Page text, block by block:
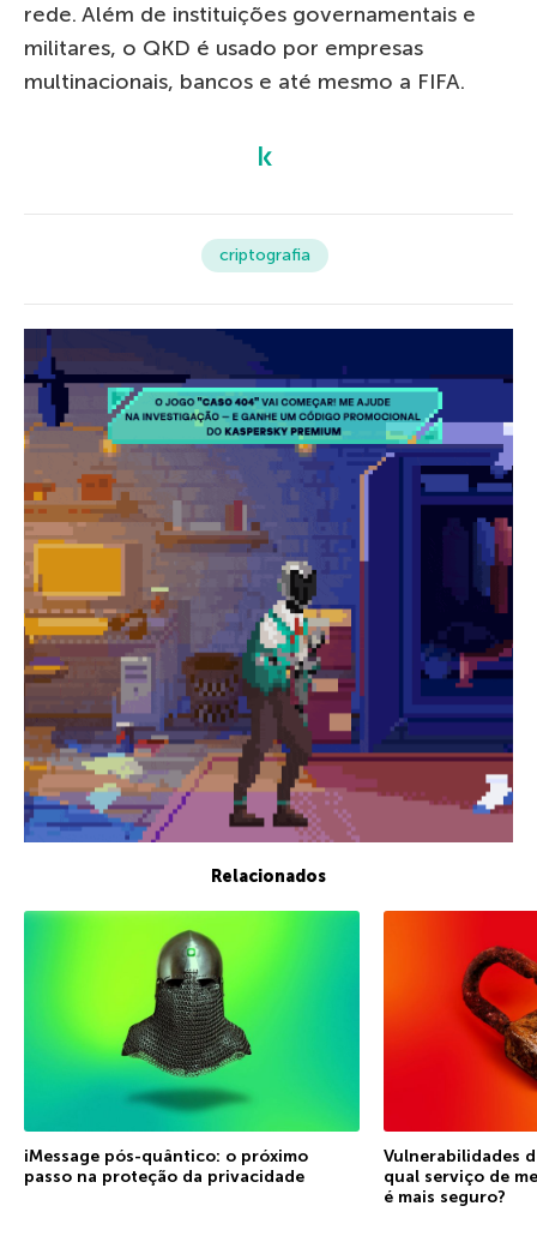
rede. Além de instituições governamentais e
militares, o QKD é usado por empresas
multinacionais, bancos e até mesmo a FIFA.
criptografia
Relacionados
iMessage pós-quântico: o próximo
passo na proteção da privacidade
Vulnerabilidades
qual serviço de
é mais seguro?